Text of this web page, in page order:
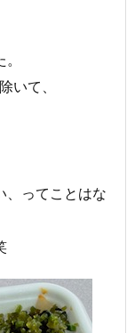
いて、
、ってことはな